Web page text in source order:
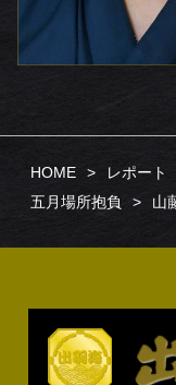
HOME レポート
五月場所抱負
山